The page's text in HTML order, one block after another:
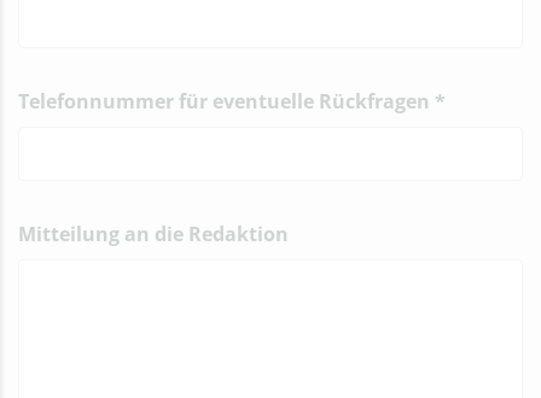
Telefonnummer für eventuelle Rückfragen *
Mitteilung an die Redaktion